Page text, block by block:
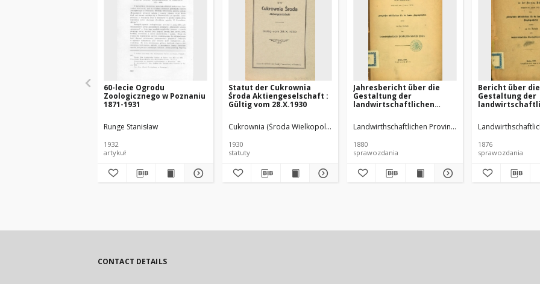
60-lecie Ogrodu
Zoologicznego w Poznaniu
1871-1931
Runge Stanisław
1932
artykuł
Statut der Cukrownia
Środa Aktiengeselschaft :
Gültig vom 28.X.1930
Cukrownia (Środa Wielkopolska)
1930
statuty
Jahresbericht über die
Gestaltung der
landwirtschaftlichen
Provinz Posen während
des Jahres 1879.
Landwirthschaftlichen Provinzialvereins für Posen
1880
sprawozdania
Bericht über die
Gestaltung der
Provinz Posen
des Jahres 1875.
1876
sprawozdania
CONTACT DETAILS